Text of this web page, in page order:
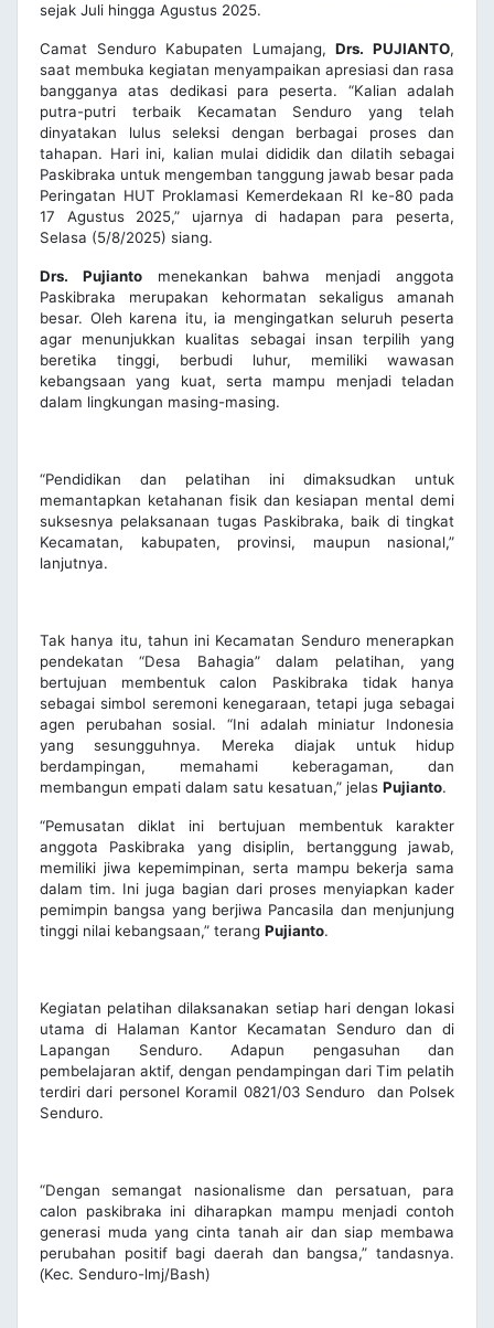
sejak Juli hingga Agustus 2025.
Camat Senduro Kabupaten Lumajang,Drs. PUJIANTO,
saat membuka kegiatan menyampaikan apresiasi dan rasa
bangganya atas dedikasi para peserta. “Kalian adalah
putra-putri terbaik Kecamatan Senduro yang telah
dinyatakan lulus seleksi dengan berbagai proses dan
tahapan. Hari ini, kalian mulai dididik dan dilatih sebagai
Paskibraka untuk mengemban tanggung jawab besar pada
Peringatan HUT Proklamasi Kemerdekaan RI ke-80 pada
17 Agustus 2025,” ujarnya di hadapan para peserta,
Selasa (5/8/2025) siang.
Drs. Pujiantomenekankan bahwa menjadi anggota
Paskibraka merupakan kehormatan sekaligus amanah
besar. Oleh karena itu, ia mengingatkan seluruh peserta
agar menunjukkan kualitas sebagai insan terpilih yang
beretika tinggi, berbudi luhur, memiliki wawasan
kebangsaan yang kuat, serta mampu menjadi teladan
dalam lingkungan masing-masing.
“Pendidikan dan pelatihan ini dimaksudkan untuk
memantapkan ketahanan fisik dan kesiapan mental demi
suksesnya pelaksanaan tugas Paskibraka, baik di tingkat
Kecamatan, kabupaten, provinsi, maupun nasional,”
lanjutnya.
Tak hanya itu, tahun ini Kecamatan Senduro menerapkan
pendekatan “Desa Bahagia” dalam pelatihan, yang
bertujuan membentuk calon Paskibraka tidak hanya
sebagai simbol seremoni kenegaraan, tetapi juga sebagai
agen perubahan sosial. “Ini adalah miniatur Indonesia
yang sesungguhnya. Mereka diajak untuk hidup
berdampingan, memahami keberagaman, dan
membangun empati dalam satu kesatuan,” jelas Pujianto.
“Pemusatan diklat ini bertujuan membentuk karakter
anggota Paskibraka yang disiplin, bertanggung jawab,
memiliki jiwa kepemimpinan, serta mampu bekerja sama
dalam tim. Ini juga bagian dari proses menyiapkan kader
pemimpin bangsa yang berjiwa Pancasila dan menjunjung
tinggi nilai kebangsaan,” terang Pujianto.
Kegiatan pelatihan dilaksanakan setiap hari dengan lokasi
utama di Halaman Kantor Kecamatan Senduro dan di
Lapangan Senduro. Adapun pengasuhan dan
pembelajaran aktif, dengan pendampingan dari Tim pelatih
terdiri dari personel Koramil 0821/03 Senduro dan Polsek
Senduro.
“Dengan semangat nasionalisme dan persatuan, para
calon paskibraka ini diharapkan mampu menjadi contoh
generasi muda yang cinta tanah air dan siap membawa
perubahan positif bagi daerah dan bangsa,” tandasnya.
(Kec. Senduro-lmj/Bash)